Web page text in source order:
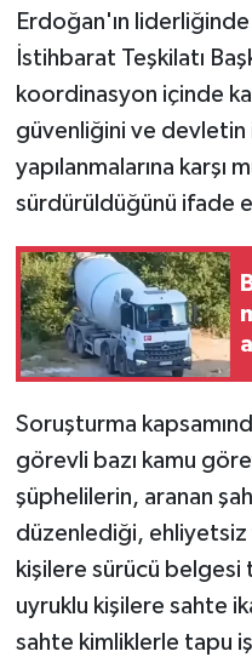
Erdoğan'ın liderliğinde
İstihbarat Teşkilatı
koordinasyon içinde
güvenliğini ve devletin
yapılanmalarına karşı
sürdürüldüğünü ifade
Soruşturma
görevli bazı kamu
şüphelilerin, aranan
düzenlediği,
kişilere sürücü
uyruklu kişilere sahte
sahte kimliklerle tapu